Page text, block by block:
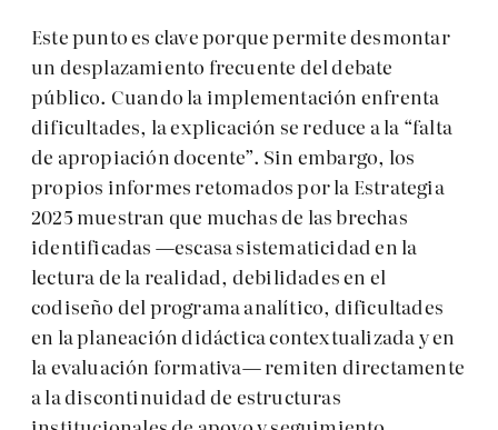
Este punto es clave porque permite desmontar
un desplazamiento frecuente del debate
público. Cuando la implementación enfrenta
dificultades, la explicación se reduce a la “falta
de apropiación docente”. Sin embargo, los
propios informes retomados por la Estrategia
2025 muestran que muchas de las brechas
identificadas —escasa sistematicidad en la
lectura de la realidad, debilidades en el
codiseño del programa analítico, dificultades
en la planeación didáctica contextualizada y en
la evaluación formativa— remiten directamente
a la discontinuidad de estructuras